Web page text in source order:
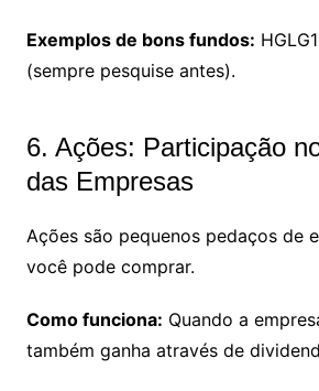
Exemplos de bons fundos:
(sempre pesquise antes).
6. Ações: Participação
das Empresas
Ações são pequenos pedaços de
você pode comprar.
Como funciona: Quando a
também ganha através de